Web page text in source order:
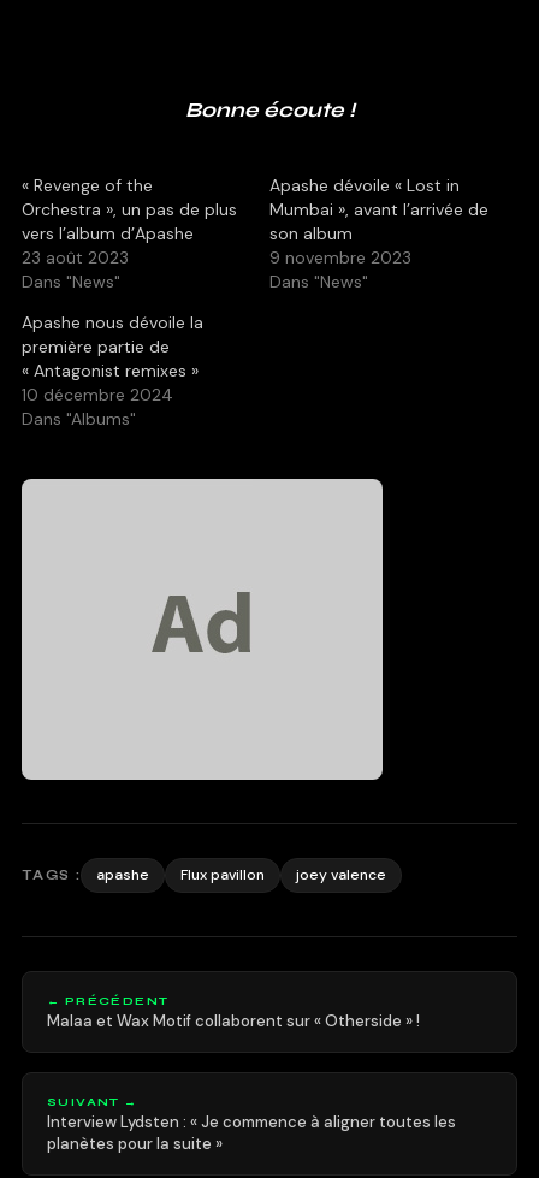
Bonne écoute !
« Revenge of the
Orchestra », un pas de plus
vers l’album d’Apashe
23 août 2023
Dans "News"
Apashe dévoile « Lost in
Mumbai », avant l’arrivée de
son album
9 novembre 2023
Dans "News"
Apashe nous dévoile la
première partie de
« Antagonist remixes »
10 décembre 2024
Dans "Albums"
TAGS : apashe Flux pavillon joey valence
← PRÉCÉDENT
Malaa et Wax Motif collaborent sur « Otherside » !
SUIVANT →
Interview Lydsten : « Je commence à aligner toutes les
planètes pour la suite »